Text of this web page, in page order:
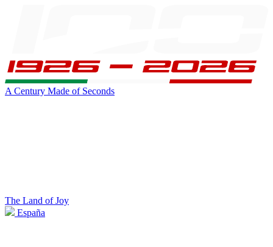
A Century Made of Seconds
The Land of Joy
España